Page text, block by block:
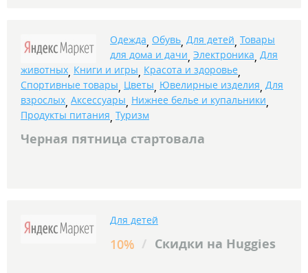
Одежда, Обувь, Для детей, Товары
для дома и дачи, Электроника, Для
животных, Книги и игры, Красота и здоровье,
Спортивные товары, Цветы, Ювелирные изделия, Для
взрослых, Аксессуары, Нижнее белье и купальники,
Продукты питания, Туризм
Черная пятница стартовала
Для детей
10% / Скидки на Huggies